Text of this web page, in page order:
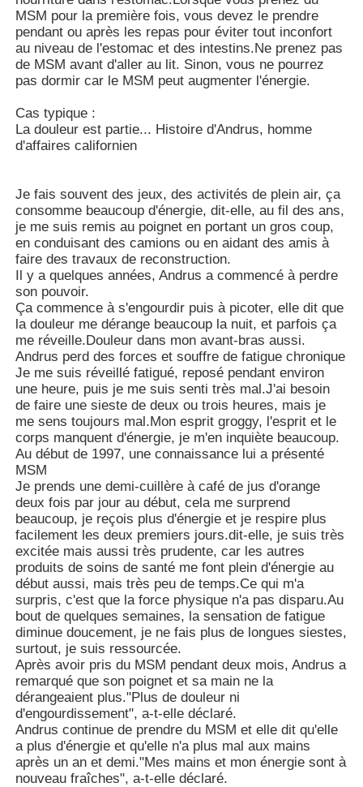
Cristaux purs de MSM
MSM pour la première fois, vous devez le prendre
pendant ou après les repas pour éviter tout inconfort
au niveau de l'estomac et des intestins.Ne prenez pas
de MSM avant d'aller au lit. Sinon, vous ne pourrez
pas dormir car le MSM peut augmenter l'énergie.
Cas typique :
La douleur est partie... Histoire d'Andrus, homme
d'affaires californien
Je fais souvent des jeux, des activités de plein air, ça
consomme beaucoup d'énergie, dit-elle, au fil des ans,
je me suis remis au poignet en portant un gros coup,
en conduisant des camions ou en aidant des amis à
faire des travaux de reconstruction.
Il y a quelques années, Andrus a commencé à perdre
son pouvoir.
Ça commence à s'engourdir puis à picoter, elle dit que
la douleur me dérange beaucoup la nuit, et parfois ça
me réveille.Douleur dans mon avant-bras aussi.
Andrus perd des forces et souffre de fatigue chronique
Je me suis réveillé fatigué, reposé pendant environ
une heure, puis je me suis senti très mal.J'ai besoin
de faire une sieste de deux ou trois heures, mais je
me sens toujours mal.Mon esprit groggy, l'esprit et le
corps manquent d'énergie, je m'en inquiète beaucoup.
Au début de 1997, une connaissance lui a présenté
MSM
Je prends une demi-cuillère à café de jus d'orange
deux fois par jour au début, cela me surprend
beaucoup, je reçois plus d'énergie et je respire plus
facilement les deux premiers jours.dit-elle, je suis très
excitée mais aussi très prudente, car les autres
produits de soins de santé me font plein d'énergie au
début aussi, mais très peu de temps.Ce qui m'a
surpris, c'est que la force physique n'a pas disparu.Au
bout de quelques semaines, la sensation de fatigue
diminue doucement, je ne fais plus de longues siestes,
surtout, je suis ressourcée.
Après avoir pris du MSM pendant deux mois, Andrus a
remarqué que son poignet et sa main ne la
dérangeaient plus."Plus de douleur ni
d'engourdissement", a-t-elle déclaré.
Andrus continue de prendre du MSM et elle dit qu'elle
a plus d'énergie et qu'elle n'a plus mal aux mains
après un an et demi."Mes mains et mon énergie sont à
nouveau fraîches", a-t-elle déclaré.